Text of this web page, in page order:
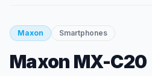
smartphone
MAXON
Maxon Smartphones
Maxon MX-C20